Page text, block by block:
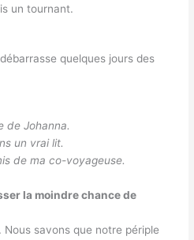
un tournant.
quelques jours des
de Johanna.
un vrai lit.
de ma co-voyageuse.
la moindre chance de
savons que notre périple